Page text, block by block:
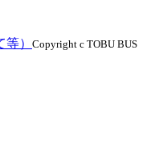
） Copyright c TOBU BUS